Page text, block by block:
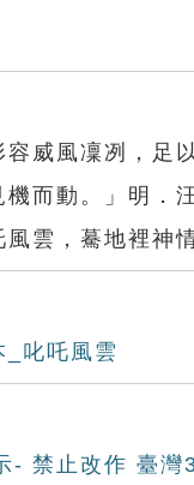
威風凜冽，足
而動。」明．
雲，驀地裡神
_叱吒風雲
- 禁止改作 臺灣